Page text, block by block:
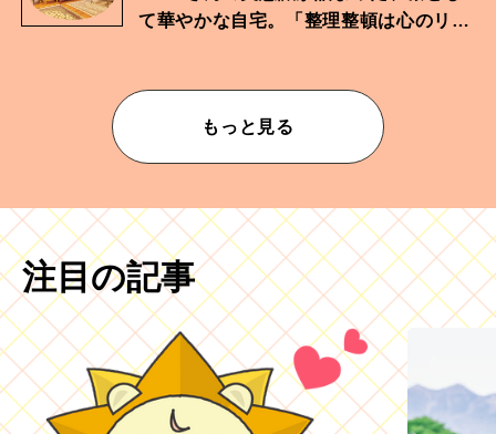
て華やかな自宅。「整理整頓は心のリズ
もっと見る
注目の記事